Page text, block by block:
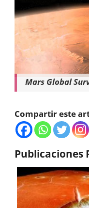
Mars Global
Compartir este
Publicaciones